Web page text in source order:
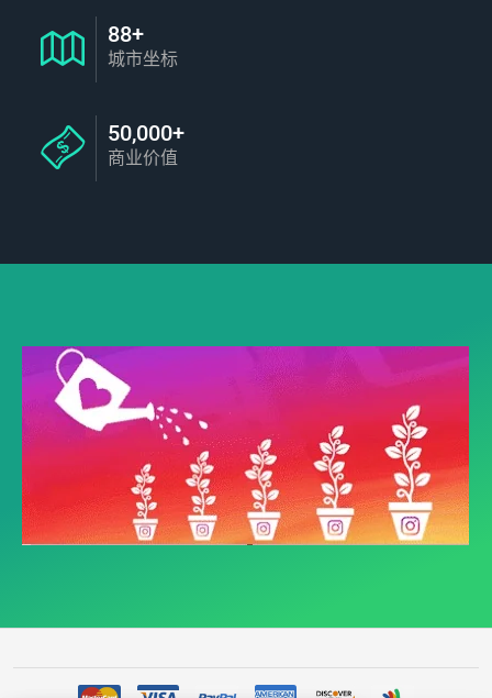
88+
城市坐标
50,000+
商业价值